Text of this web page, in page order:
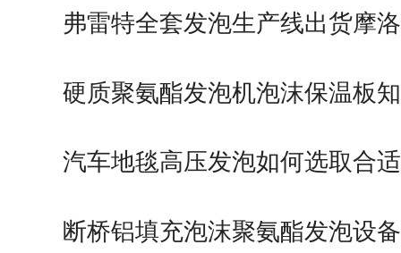
弗雷特全套发泡生产线出货摩
硬质聚氨酯发泡机泡沫保温板
汽车地毯高压发泡如何选取合
断桥铝填充泡沫聚氨酯发泡设备